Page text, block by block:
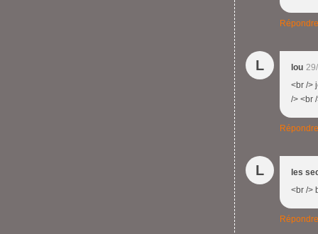
Répondre
L lou
<br />
/> <br
Répondre
L
les
<br />
Répondre